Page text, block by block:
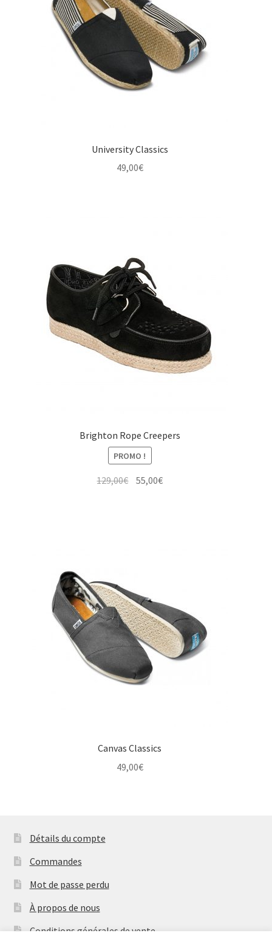
University Classics
49,00€
Brighton Rope Creepers
PROMO !
129,00€ Le
55,00€Le
Canvas Classics
49,00€
Détails du compte
Commandes
Mot de passe perdu
À propos de nous